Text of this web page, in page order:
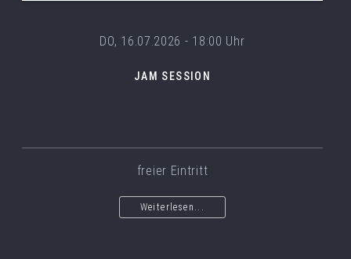
DO, 16.07.2026 - 18:00 Uhr
JAM SESSION
freier Eintritt
Weiterlesen...